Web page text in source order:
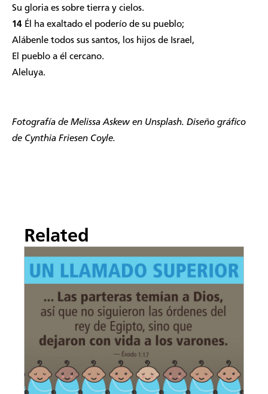
Su gloria es sobre tierra y cielos.
14 Él ha exaltado el poderío de su pueblo;
Alábenle todos sus santos, los hijos de Israel,
El pueblo a él cercano.
Aleluya.
Fotografía de Melissa Askewen Unsplash. Diseño gráfico
de Cynthia Friesen Coyle.
Related